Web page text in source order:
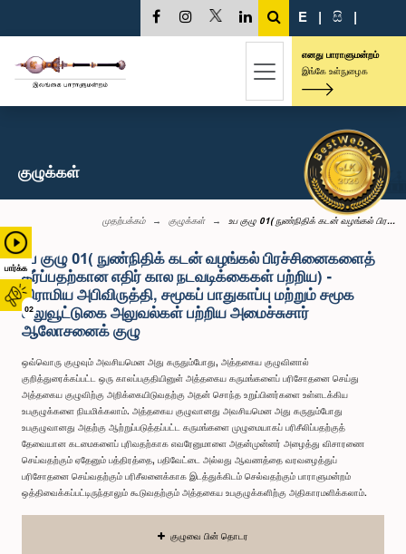
பார்க்க
02
E | සි |
எனது பாராளுமன்றம்
இங்கே உள்நுழைக
குழுக்கள்
முதற்பக்கம் குழுக்கள் உப குழு 01( நுண்நிதிக் கடன் வழங்கல் பிர...
உப குழு 01( நுண்நிதிக் கடன் வழங்கல் பிரச்சினைகளைத்
தீர்ப்பதற்கான எதிர் கால நடவடிக்கைகள் பற்றிய) -
கிராமிய அபிவிருத்தி, சமூகப் பாதுகாப்பு மற்றும் சமூக
வலுவூட்டுகை அலுவல்கள் பற்றிய அமைச்சுசார்
ஆலோசனைக் குழு
ஒவ்வொரு குழுவும் அவசியமென அது கருதும்போது, அத்தகைய குழுவினால்
குறித்துரைக்கப்பட்ட ஒரு காலப்பகுதியினுள் அத்தகைய கருமங்களைப் பரிசோதனை செய்து
அத்தகைய குழுவிற்கு அறிக்கையிடுவதற்கு அதன் சொந்த உறுப்பினர்களை உள்ளடக்கிய
உபகுழுக்களை நியமிக்கலாம். அத்தகைய குழுவானது அவசியமென அது கருதும்போது
உபகுழுவானது அதற்கு ஆற்றுப்படுத்தப்பட்ட கருமங்களை முழுமையாகப் பரிசீலிப்பதற்குத்
தேவையான கடமைகளைப் புரிவதற்காக எவரேனுமாளை அதன்முன்னர் அழைத்து விசாரணை
செய்வதற்கும் ஏதேனும் பத்திரத்தை, பதிவேட்டை அல்லது ஆவணத்தை வரவழைத்துப்
பரிசோதனை செய்வதற்கும் பரிசீலனைக்காக இடத்துக்கிடம் செல்வதற்கும் பாராளுமன்றம்
ஒத்திவைக்கப்பட்டிருந்தாலும் கூடுவதற்கும் அத்தகைய உபகுழுக்களிற்கு அதிகாரமளிக்கலாம்.
குழுவை பின் தொடர